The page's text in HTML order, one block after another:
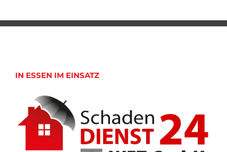
IN ESSEN IM EINSATZ